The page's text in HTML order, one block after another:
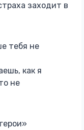
заходит в
тебя не
как я
не